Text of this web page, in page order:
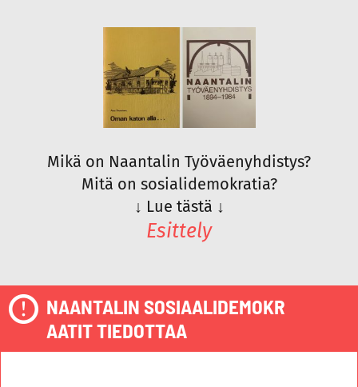
Mikä on Naantalin Työväenyhdistys?
Mitä on sosialidemokratia?
↓ Lue tästä ↓
Esittely
NAANTALIN SOSIAALIDEMOKR
AATIT TIEDOTTAA